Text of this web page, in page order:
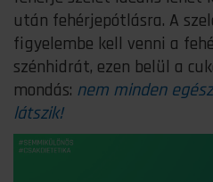
után fehérjepótlásra. A
figyelembe kell venni a
szénhidrát, ezen belül a
mondás: nem minden
látszik!